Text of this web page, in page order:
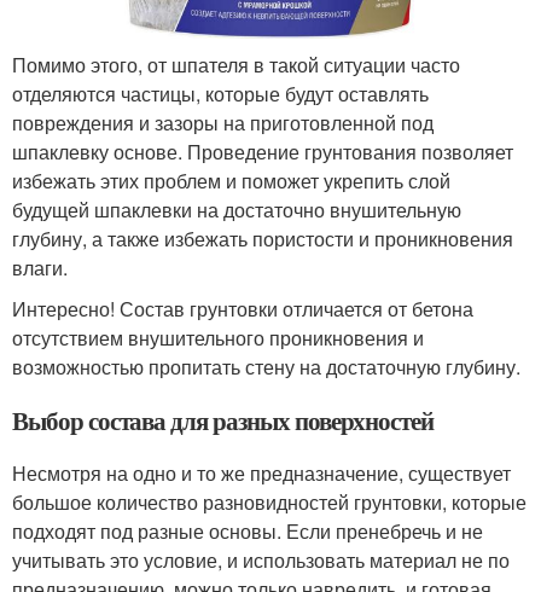
Помимо этого, от шпателя в такой ситуации часто
отделяются частицы, которые будут оставлять
повреждения и зазоры на приготовленной под
шпаклевку основе. Проведение грунтования позволяет
избежать этих проблем и поможет укрепить слой
будущей шпаклевки на достаточно внушительную
глубину, а также избежать пористости и проникновения
влаги.
Интересно! Состав грунтовки отличается от бетона
отсутствием внушительного проникновения и
возможностью пропитать стену на достаточную глубину.
Выбор состава для разных поверхностей
Несмотря на одно и то же предназначение, существует
большое количество разновидностей грунтовки, которые
подходят под разные основы. Если пренебречь и не
учитывать это условие, и использовать материал не по